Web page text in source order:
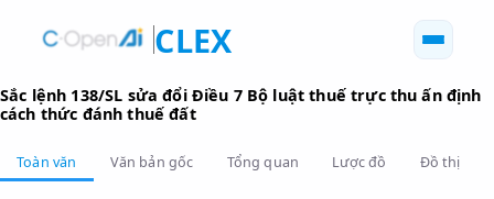
CLEX
Sắc lệnh 138/SL sửa đổi Điều 7 Bộ luật thuế trực thu
cách thức đánh thuế đất
Toàn văn